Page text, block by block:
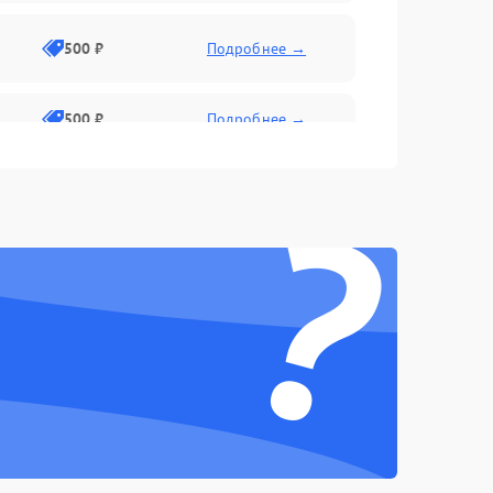
500 ₽ Подробнее →
500 ₽ Подробнее →
1000 ₽
Подробнее →
?